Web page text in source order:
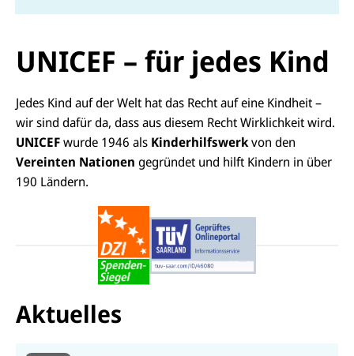
UNICEF – für jedes Kind
Jedes Kind auf der Welt hat das Recht auf eine Kindheit –
wir sind dafür da, dass aus diesem Recht Wirklichkeit wird.
UNICEFwurde 1946 als Kinderhilfswerkvon den
Vereinten Nationen gegründet und hilft Kindern in über
190 Ländern.
Aktuelles